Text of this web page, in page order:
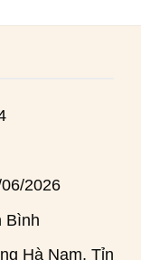
2026
Bình
Hà Nam, Tỉnh